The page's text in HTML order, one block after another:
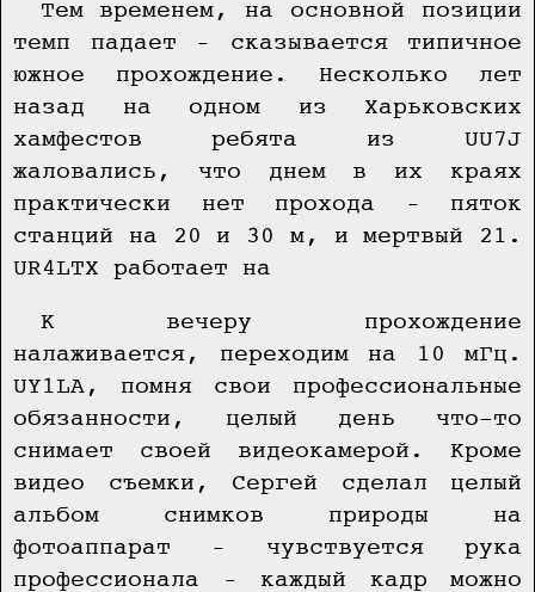
Тем временем, на основной позиции
темп падает – сказывается типичное
южное прохождение. Несколько лет
назад на одном из Харьковских
хамфестов ребята из UU7J
жаловались, что днем в их краях
практически нет прохода – пяток
станций на 20 и 30 м, и мертвый 21.
UR4LTX работает на
К вечеру прохождение
налаживается, переходим на 10 мГц.
UY1LA, помня свои профессиональные
обязанности, целый день что-то
снимает своей видеокамерой. Кроме
видео съемки, Сергей сделал целый
альбом снимков природы на
фотоаппарат – чувствуется рука
профессионала – каждый кадр можно